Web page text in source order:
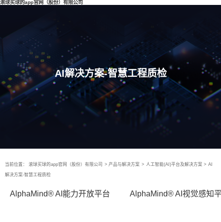
滚球买球的app官网（股份）有限公司
AI解决方案-智慧工程质检
当前位置： 滚球买球的app官网（股份）有限公司 > 产品与解决方案 > 人工智能(AI)平台及解决方案 > AI
解决方案-智慧工程质检
AlphaMind® AI能力开放平台 AlphaMind® AI视觉感知